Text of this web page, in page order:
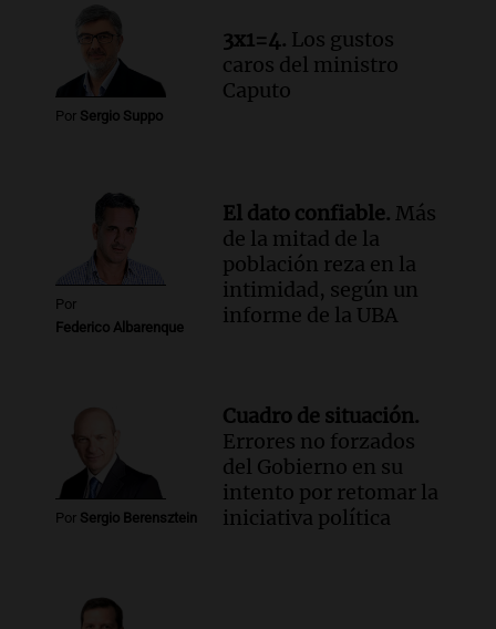
Amamos Argentina
Episodios
Por Sergio Suppo
3x1=4. Los gustos
caros del ministro
Caputo
Por
Federico Albarenque
El dato confiable. Más
de la mitad de la
población reza en la
intimidad, según un
informe de la UBA
Por Sergio Berensztein
Cuadro de situación.
Errores no forzados
del Gobierno en su
intento por retomar la
iniciativa política